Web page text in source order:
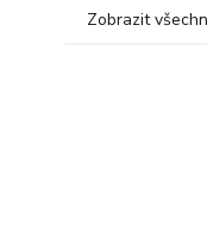
Zobrazit